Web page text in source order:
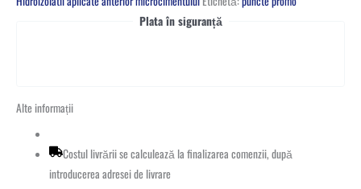
Plata în siguranță
Alte informații
Costul livrării se calculează la finalizarea comenzii, după
introducerea adresei de livrare